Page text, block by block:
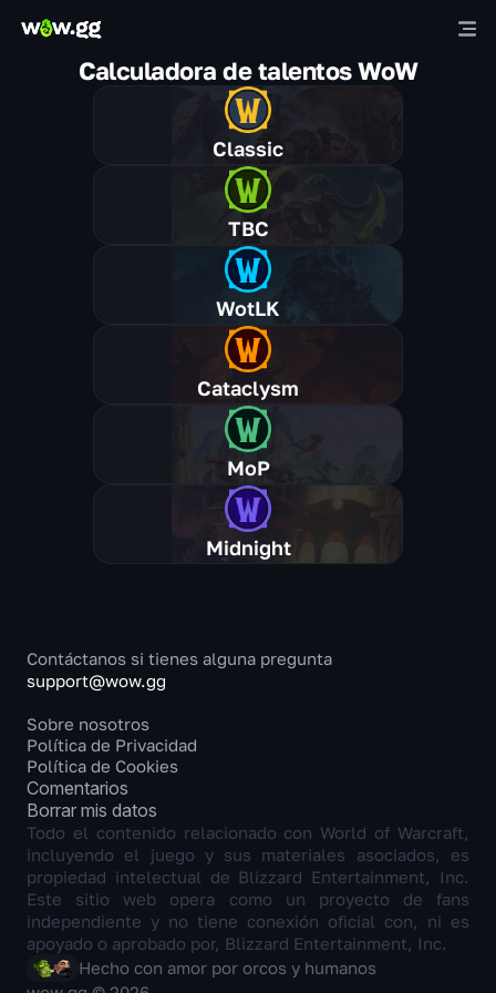
Calculadora de talentos WoW
Classic
TBC
WotLK
Cataclysm
MoP
Midnight
Contáctanos si tienes alguna pregunta
support@wow.gg
Sobre nosotros
Política de Privacidad
Política de Cookies
Comentarios
Borrar mis datos
Todo el contenido relacionado con World of Warcraft,
incluyendo el juego y sus materiales asociados, es
propiedad intelectual de Blizzard Entertainment, Inc.
Este sitio web opera como un proyecto de fans
independiente y no tiene conexión oficial con, ni es
apoyado o aprobado por, Blizzard Entertainment, Inc.
Hecho con amor por orcos y humanos